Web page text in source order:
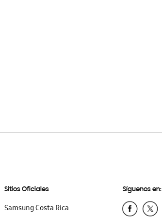
Sitios Oficiales
Samsung Costa Rica
Síguenos en: